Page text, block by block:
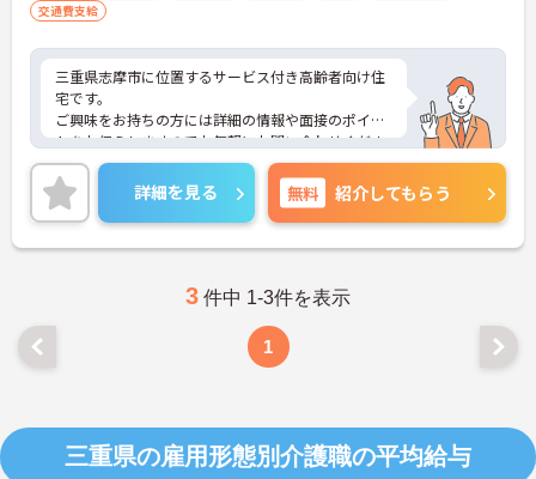
交通費支給
三重県志摩市に位置するサービス付き高齢者向け住
宅です。
ご興味をお持ちの方には詳細の情報や面接のポイン
トをお伝えしますのでお気軽にお問い合わせくださ
いませ。
詳細を見る 無料 紹介してもらう
3 件中 1-3件を表示
1
三重県の雇用形態別介護職の平均給与